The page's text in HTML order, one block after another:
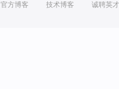
官方博客 技术博客 诚聘英才